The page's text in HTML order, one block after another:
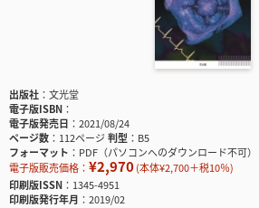
出版社
文光堂
電子版ISBN
電子版発売日
2021/08/24
ページ数
112ページ判型
B5
フォーマット
PDF（パソコンへのダウンロード不可）
電子版販売価格： ¥2,970(本体¥2,700＋税10％)
印刷版ISSN
1345-4951
印刷版発行年月
2019/02